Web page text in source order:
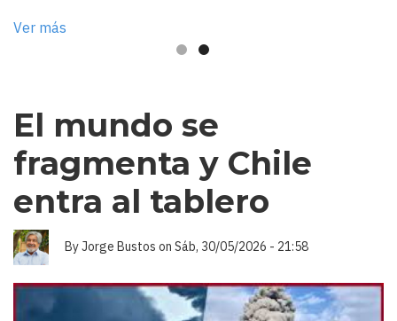
Ver más
El mundo se
fragmenta y Chile
entra al tablero
ByJorge Bustos on Sáb, 30/05/2026 - 21:58